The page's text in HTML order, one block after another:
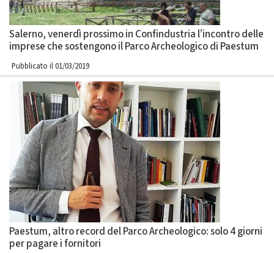
Salerno, venerdì prossimo in Confindustria l’incontro delle
imprese che sostengono il Parco Archeologico di Paestum
Pubblicato il 01/03/2019
Paestum, altro record del Parco Archeologico: solo 4 giorni
per pagare i fornitori